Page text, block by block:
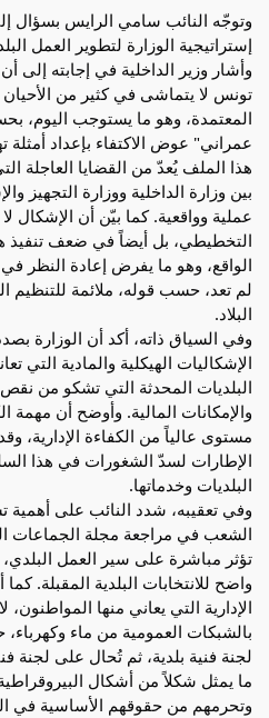
وتوجّه النائب سامي الرايس بسؤال
إستراتيجية الوزارة لتطوير العمل
وأشار وزير الداخلية في إجابته إلى
تونس لا يتماشى في كثير من الأحيان
المعتمدة، وهو ما يستوجب اليوم،
عمراني" عوض الاكتفاء بإعداد أمثلة
هذا الملف يُعدّ من القضايا العاجلة
بين وزارة الداخلية ووزارة
عملية وواقعية. كما بيّن أن الإشكال
التخطيطي، بل أيضاً في ضعف تنفيذ
الواقع، وهو ما يفرض إعادة النظر
لم تعد، حسب قوله، ملائمة للتنظيم
البلاد.
وفي السياق ذاته، أكد أن الوزارة
الإشكاليات الهيكلية والمادية التي
البلديات المحدثة التي تشكو من نقص
والإمكانات المالية. وأوضح أن مهمة
مستوى عالياً من الكفاءة الإدارية،
الإطارات لسدّ الشغورات في هذا
البلديات وخدماتها.
وفي تعقيبه، شدد النائب على
الشعب في مراجعة مجلة الجماعات
تؤثر مباشرة على سير العمل
واضح للانتخابات البلدية المقبلة.
الإدارية التي يعاني منها
بالشبكات العمومية من ماء
لجنة فنية بلدية، ثم تُحال على لجنة
ما يمثل شكلاً من أشكال
وتحرمهم من حقوقهم الأساسية في